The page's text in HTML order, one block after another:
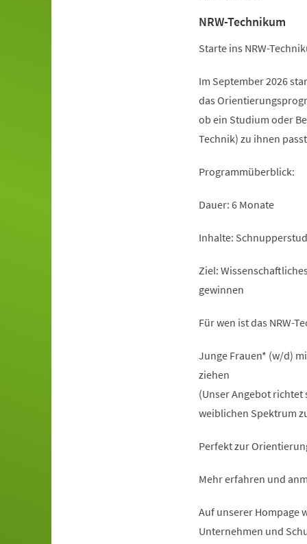
NRW-Technikum
Starte ins NRW-
Im September 2026
das
ob ein Studium oder
Technik) zu ihnen
Programmüberblick:
Dauer: 6 Monate
Inhalte:
Ziel:
gewinnen
Für wen ist das NRW-
Junge Frauen* (w/d)
ziehen
(Unser Angebot richtet
weiblichen Spektrum
Perfekt zur
Mehr erfahren und
Auf unserer Hompage
Unternehmen und